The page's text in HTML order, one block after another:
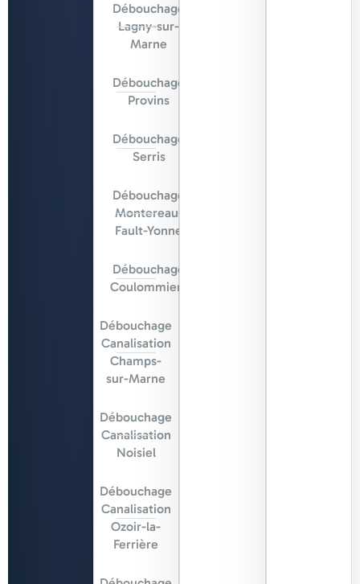
Débouchage
Lagny-sur-
Marne
Débouchage
Provins
Débouchage
Serris
Débouchage
Montereau-
Fault-Yonne
Débouchage
Coulommiers
Débouchage
Canalisation
Champs-
sur-Marne
Débouchage
Canalisation
Noisiel
Débouchage
Canalisation
Ozoir-la-
Ferrière